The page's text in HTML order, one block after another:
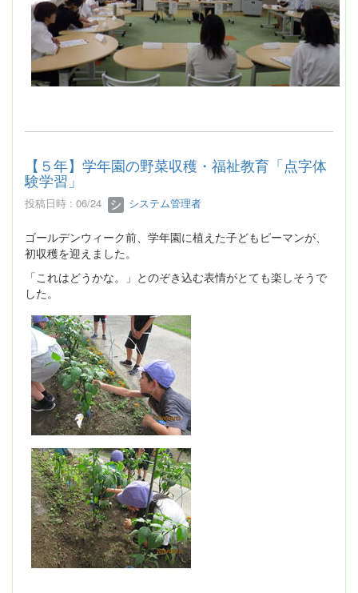
【５年】学年園の野菜収穫・福祉教育「点字体
験学習」
投稿日時 : 06/24 システム管理者
ゴールデンウィーク前、学年園に植えた子どもピーマンが、
初収穫を迎えました。
「これはどうかな。」とのぞき込む表情がとても楽しそうで
した。